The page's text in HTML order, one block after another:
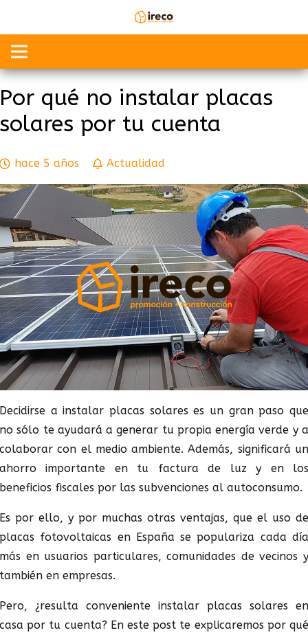
Por qué no instalar placas
solares por tu cuenta
hace 5 años Actualidad
Decidirse a instalar placas solares es un gran paso que
no sólo te ayudará a generar tu propia energía verde y a
colaborar con el medio ambiente. Además, significará un
ahorro importante en tu factura de luz y en los
beneficios fiscales por las subvenciones al autoconsumo.
Es por ello, y por muchas otras ventajas, que el uso de
placas fotovoltaicas en España se populariza cada día
más en usuarios particulares, comunidades de vecinos y
también en empresas.
Pero, ¿resulta conveniente instalar placas solares en
casa por tu cuenta? En este post te explicaremos por qué